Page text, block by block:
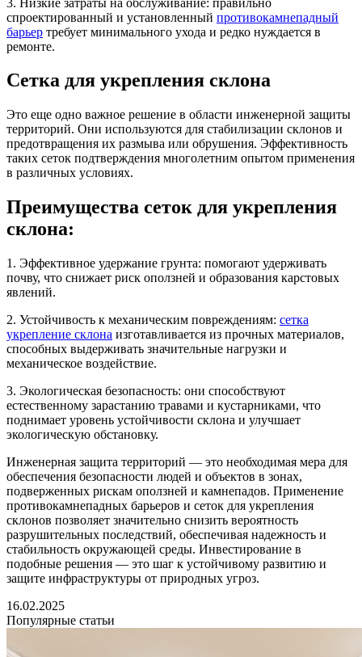
спроектированный и установленный противокамнепадный
барьер требует минимального ухода и редко нуждается в
ремонте.
Сетка для укрепления склона
Это еще одно важное решение в области инженерной защиты
территорий. Они используются для стабилизации склонов и
предотвращения их размыва или обрушения. Эффективность
таких сеток подтверждения многолетним опытом применения
в различных условиях.
Преимущества сеток для укрепления
склона:
1. Эффективное удержание грунта: помогают удерживать
почву, что снижает риск оползней и образования карстовых
явлений.
2. Устойчивость к механическим повреждениям: сетка
укрепление склона изготавливается из прочных материалов,
способных выдерживать значительные нагрузки и
механическое воздействие.
3. Экологическая безопасность: они способствуют
естественному зарастанию травами и кустарниками, что
поднимает уровень устойчивости склона и улучшает
экологическую обстановку.
Инженерная защита территорий — это необходимая мера для
обеспечения безопасности людей и объектов в зонах,
подверженных рискам оползней и камнепадов. Применение
противокамнепадных барьеров и сеток для укрепления
склонов позволяет значительно снизить вероятность
разрушительных последствий, обеспечивая надежность и
стабильность окружающей среды. Инвестирование в
подобные решения — это шаг к устойчивому развитию и
защите инфраструктуры от природных угроз.
16.02.2025
Популярные статьи